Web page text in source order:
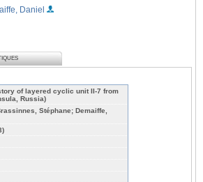
Daniel
of layered cyclic unit II-7 from
Russia)
Stéphane; Demaiffe,